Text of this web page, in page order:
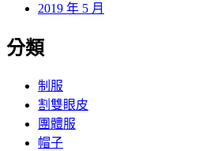
2019 年 5 月
分類
制服
割雙眼皮
團體服
帽子